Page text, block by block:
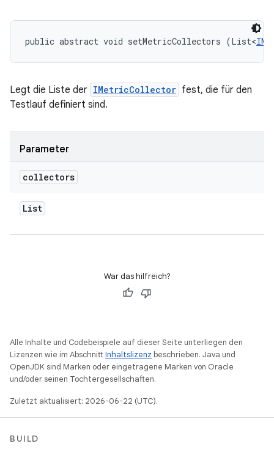
public abstract void setMetricCollectors (List<
Legt die Liste der IMetricCollector fest, die für den
Testlauf definiert sind.
Parameter
collectors
List
War das hilfreich?
Alle Inhalte und Codebeispiele auf dieser Seite unterliegen den
Lizenzen wie im AbschnittInhaltslizenz beschrieben. Java und
OpenJDK sind Marken oder eingetragene Marken von Oracle
und/oder seinen Tochtergesellschaften.
Zuletzt aktualisiert: 2026-06-22 (UTC).
BUILD